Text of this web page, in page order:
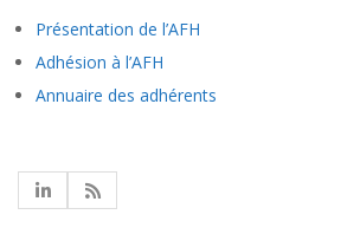
Présentation de l’AFH
Adhésion à l’AFH
Annuaire des adhérents